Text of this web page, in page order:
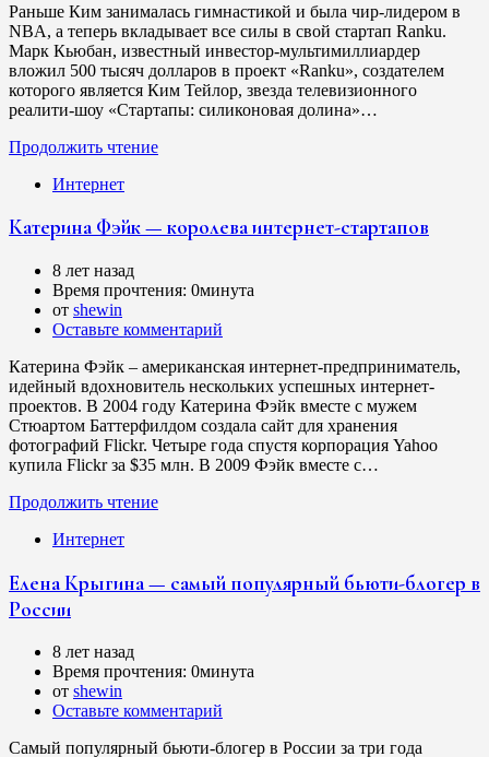
Раньше Ким занималась гимнастикой и была чир-лидером в
NBA, а теперь вкладывает все силы в свой стартап Ranku.
Марк Кьюбан, известный инвестор-мультимиллиардер
вложил 500 тысяч долларов в проект «Ranku», создателем
которого является Ким Тейлор, звезда телевизионного
реалити-шоу «Стартапы: силиконовая долина»…
Продолжить чтение
Интернет
Катерина Фэйк — королева интернет-стартапов
8 лет назад
Время прочтения: 0минута
от shewin
Оставьте комментарий
Катерина Фэйк – американская интернет-предприниматель,
идейный вдохновитель нескольких успешных интернет-
проектов. В 2004 году Катерина Фэйк вместе с мужем
Стюартом Баттерфилдом создала сайт для хранения
фотографий Flickr. Четыре года спустя корпорация Yahoo
купила Flickr за $35 млн. В 2009 Фэйк вместе с…
Продолжить чтение
Интернет
Елена Крыгина — самый популярный бьюти-блогер в
России
8 лет назад
Время прочтения: 0минута
от shewin
Оставьте комментарий
Самый популярный бьюти-блогер в России за три года